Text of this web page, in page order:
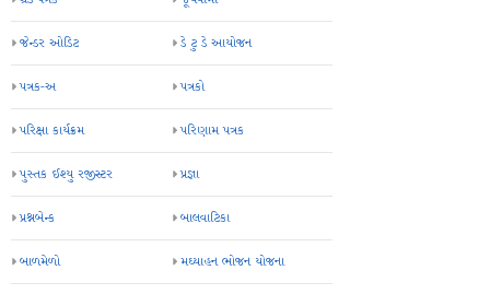
જેન્ડર ઓડિટ ડે ટુ ડે આયોજન
પત્રક-અ પત્રકો
પરિક્ષા કાર્યક્રમ પરિણામ પત્રક
પુસ્તક ઈશ્યુ રજીસ્ટર પ્રજ્ઞા
પ્રશ્નબેન્ક બાલવાટિકા
બાળમેળો મઘ્યાહન ભોજન યોજના